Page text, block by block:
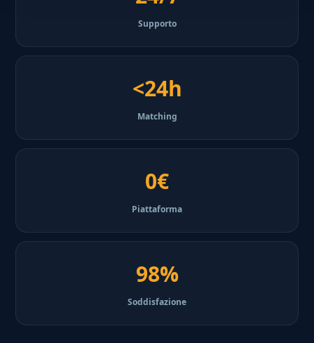
Supporto
<24h
Matching
0€
Piattaforma
98%
Soddisfazione